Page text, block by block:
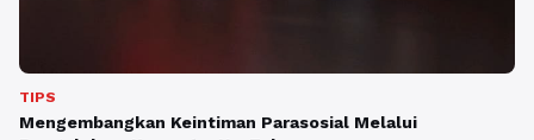
TIPS
Mengembangkan Keintiman Parasosial Melalui